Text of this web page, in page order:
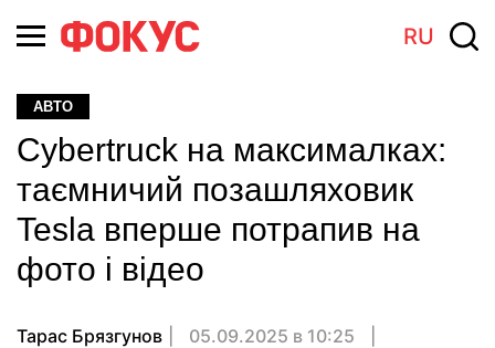
RU
АВТО
Cybertruck на максималках:
таємничий позашляховик
Tesla вперше потрапив на
фото і відео
Тарас Брязгунов
05.09.2025 в 10:25